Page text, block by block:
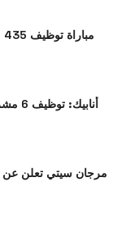
مرجان سيتي تعلن عن